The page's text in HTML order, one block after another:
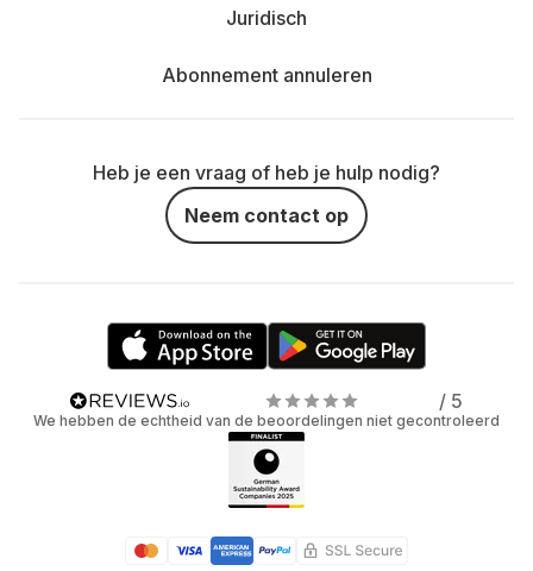
Juridisch
Abonnement annuleren
Heb je een vraag of heb je hulp nodig?
Neem contact op
/ 5
We hebben de echtheid van de beoordelingen niet gecontroleerd